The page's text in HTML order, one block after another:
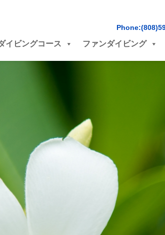
イビングコース ファンダイビング